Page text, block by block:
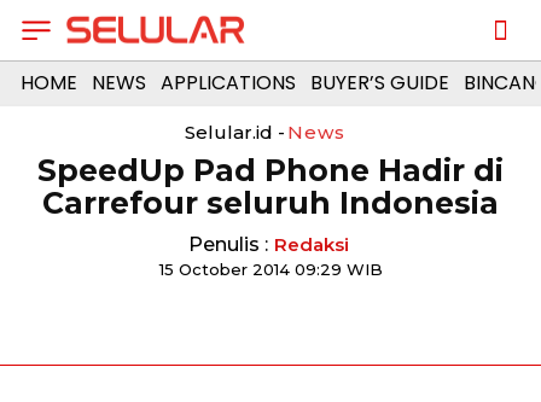
HOME NEWS APPLICATIONS BUYER’S GUIDE
Selular.id - News
SpeedUp Pad Phone Hadir di
Carrefour seluruh Indonesia
Penulis : Redaksi
15 October 2014 09:29 WIB